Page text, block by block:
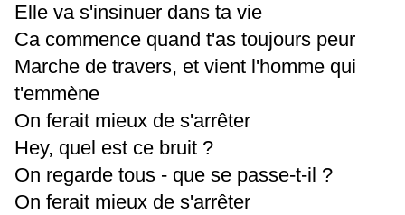
Elle va s'insinuer dans ta vie
Ca commence quand t'as toujours peur
Marche de travers, et vient l'homme qui
t'emmène
On ferait mieux de s'arrêter
Hey, quel est ce bruit ?
On regarde tous - que se passe-t-il ?
On ferait mieux de s'arrêter